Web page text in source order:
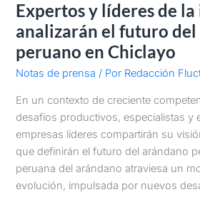
Expertos y líderes de
analizarán el futuro
peruano en Chiclayo
Notas de prensa / Por Redacción
En un contexto de creciente
desafíos productivos, especialistas y
empresas líderes compartirán su
que definirán el futuro del arándano
peruana del arándano atraviesa un
evolución, impulsada por nuevos
el
futuro
del
arándano
en
Chiclayo